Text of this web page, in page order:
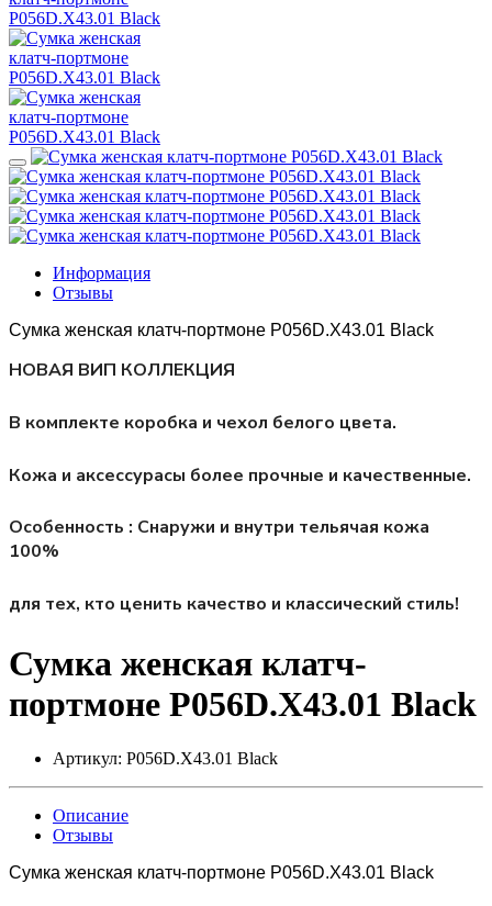
Информация
Отзывы
Сумка женская клатч-портмоне P056D.X43.01 Black
НОВАЯ ВИП КОЛЛЕКЦИЯ
В комплекте коробка и чехол белого цвета.
Кожа и аксессурасы более прочные и качественные.
Особенность : Снаружи и внутри тельячая кожа
100%
для тех, кто ценить качество и классический стиль!
Сумка женская клатч-
портмоне P056D.X43.01 Black
Артикул: P056D.X43.01 Black
Описание
Отзывы
Сумка женская клатч-портмоне P056D.X43.01 Black